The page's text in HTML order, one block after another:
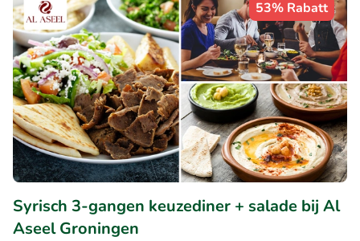
53% Rabatt
Syrisch 3-gangen keuzediner + salade bij Al
Aseel Groningen